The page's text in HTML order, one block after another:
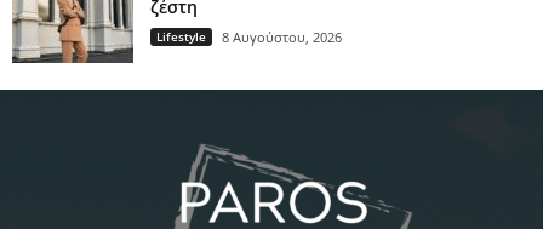
ζέστη
Lifestyle 8 Αυγούστου, 2026